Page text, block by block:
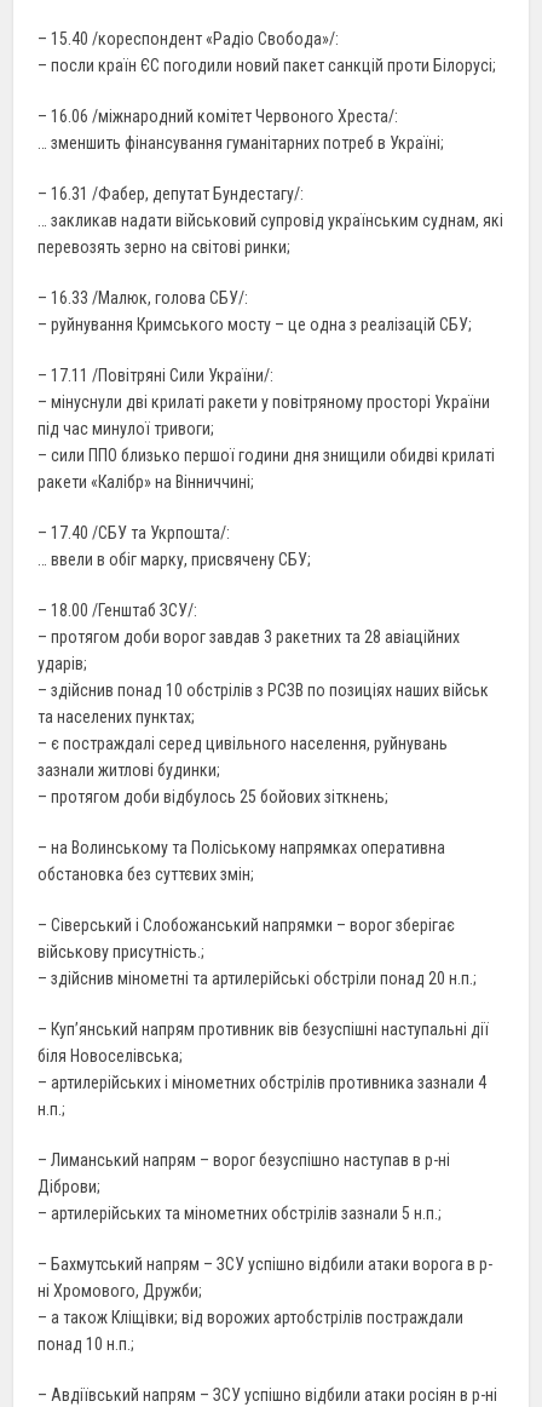
– 15.40 /кореспондент «Радіо Свобода»/:
– посли країн ЄС погодили новий пакет санкцій проти Білорусі;
– 16.06 /міжнародний комітет Червоного Хреста/:
… зменшить фінансування гуманітарних потреб в Україні;
– 16.31 /Фабер, депутат Бундестагу/:
… закликав надати військовий супровід українським суднам, які
перевозять зерно на світові ринки;
– 16.33 /Малюк, голова СБУ/:
– руйнування Кримського мосту – це одна з реалізацій СБУ;
– 17.11 /Повітряні Сили України/:
– мінуснули дві крилаті ракети у повітряному просторі України
під час минулої тривоги;
– сили ППО близько першої години дня знищили обидві крилаті
ракети «Калібр» на Вінниччині;
– 17.40 /СБУ та Укрпошта/:
… ввели в обіг марку, присвячену СБУ;
– 18.00 /Генштаб ЗСУ/:
– протягом доби ворог завдав 3 ракетних та 28 авіаційних
ударів;
– здійснив понад 10 обстрілів з РСЗВ по позиціях наших військ
та населених пунктах;
– є постраждалі серед цивільного населення, руйнувань
зазнали житлові будинки;
– протягом доби відбулось 25 бойових зіткнень;
– на Волинському та Поліському напрямках оперативна
обстановка без суттєвих змін;
– Сіверський і Слобожанський напрямки – ворог зберігає
військову присутність.;
– здійснив мінометні та артилерійські обстріли понад 20 н.п.;
– Куп’янський напрям противник вів безуспішні наступальні дії
біля Новоселівська;
– артилерійських і мінометних обстрілів противника зазнали 4
н.п.;
– Лиманський напрям – ворог безуспішно наступав в р-ні
Діброви;
– артилерійських та мінометних обстрілів зазнали 5 н.п.;
– Бахмутський напрям – ЗСУ успішно відбили атаки ворога в р-
ні Хромового, Дружби;
– а також Кліщівки; від ворожих артобстрілів постраждали
понад 10 н.п.;
– Авдіївський напрям – ЗСУ успішно відбили атаки росіян в р-ні